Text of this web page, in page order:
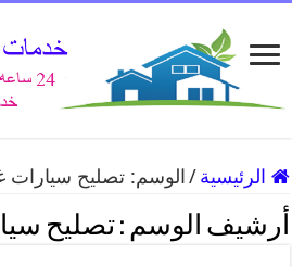
الرئيسية / الوسم:تصليح سيارات
أرشيف الوسم :تصليح